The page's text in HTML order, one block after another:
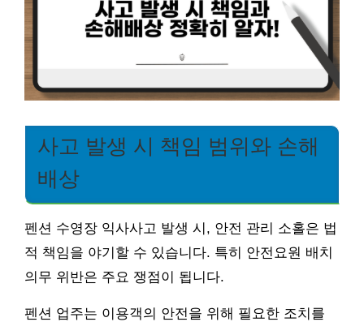
사고 발생 시 책임 범위와 손해
배상
펜션 수영장 익사사고 발생 시, 안전 관리 소홀은 법
적 책임을 야기할 수 있습니다. 특히 안전요원 배치
의무 위반은 주요 쟁점이 됩니다.
펜션 업주는 이용객의 안전을 위해 필요한 조치를